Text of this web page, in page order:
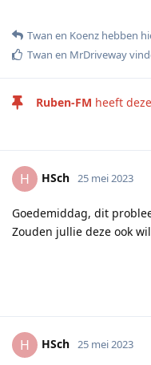
Twan en Koenz hebben
Twan en MrDriveway
Ruben-FM heeft
H HSch 25 mei 2023
Goedemiddag, dit
Zouden jullie deze ook
H HSch 25 mei 2023